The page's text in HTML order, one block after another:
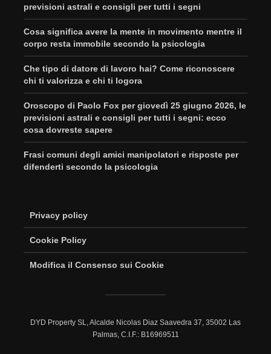
previsioni astrali e consigli per tutti i segni
Cosa significa avere la mente in movimento mentre il
corpo resta immobile secondo la psicologia
Che tipo di datore di lavoro hai? Come riconoscere
chi ti valorizza e chi ti logora
Oroscopo di Paolo Fox per giovedì 25 giugno 2026, le
previsioni astrali e consigli per tutti i segni: ecco
cosa dovreste sapere
Frasi comuni degli amici manipolatori e risposte per
difenderti secondo la psicologia
Privacy policy
Cookie Policy
Modifica il Consenso sui Cookie
DYD Property SL, Alcalde Nicolas Diaz Saavedra 37, 35002 Las
Palmas, C.I.F.: B16969511